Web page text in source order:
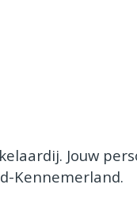
Jouw
Kennemerland.